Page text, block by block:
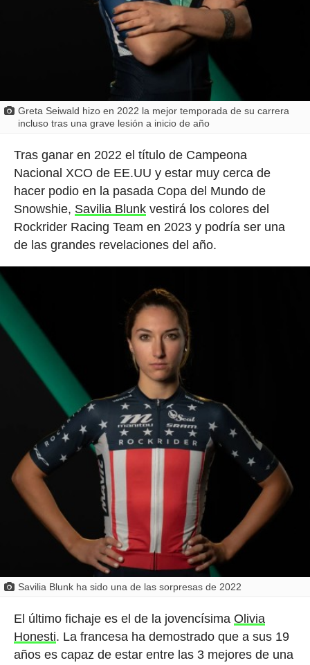
Greta Seiwald hizo en 2022 la mejor temporada de su carrera
incluso tras una grave lesión a inicio de año
Tras ganar en 2022 el título de Campeona
Nacional XCO de EE.UU y estar muy cerca de
hacer podio en la pasada Copa del Mundo de
Snowshie, Savilia Blunkvestirá los colores del
Rockrider Racing Team en 2023 y podría ser una
de las grandes revelaciones del año.
Savilia Blunk ha sido una de las sorpresas de 2022
El último fichaje es el de la jovencísima Olivia
Honesti. La francesa ha demostrado que a sus 19
años es capaz de estar entre las 3 mejores de una